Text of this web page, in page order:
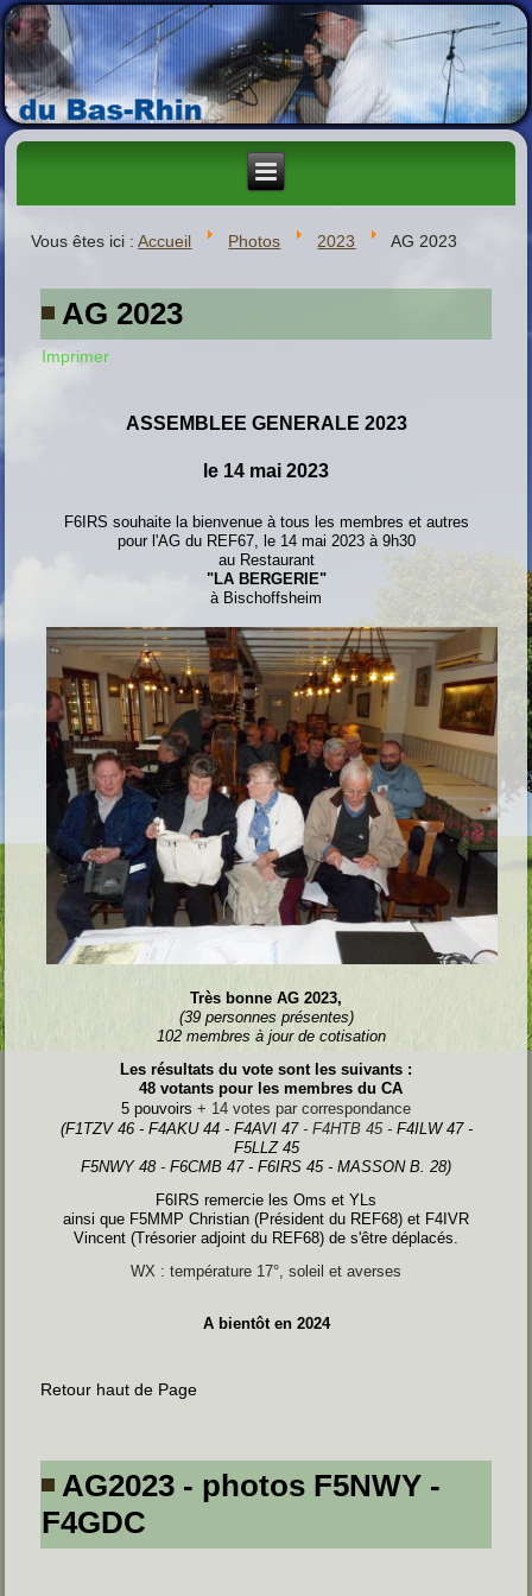
Vous êtes ici :Accueil Photos 2023 AG 2023
AG 2023
Imprimer
ASSEMBLEE GENERALE 2023
le 14 mai 2023
F6IRS souhaite la bienvenue à tous les membres et autres
pour l'AG du REF67, le 14 mai 2023 à 9h30
au Restaurant
"LA BERGERIE"
à Bischoffsheim
Très bonne AG 2023,
(39 personnes présentes)
102 membres à jour de cotisation
Les résultats du vote sont les suivants :
48 votants pour les membres du CA
5 pouvoirs + 14 votes par correspondance
(F1TZV 46 - F4AKU 44 - F4AVI 47 - F4HTB 45 - F4ILW 47 -
F5LLZ 45
F5NWY 48 - F6CMB 47 - F6IRS 45 - MASSON B. 28)
F6IRS remercie les Oms et YLs
ainsi que F5MMP Christian (Président du REF68) et F4IVR
Vincent (Trésorier adjoint du REF68) de s'être déplacés.
WX : température 17°, soleil et averses
A bientôt en 2024
Retour haut de Page
AG2023 - photos F5NWY -
F4GDC